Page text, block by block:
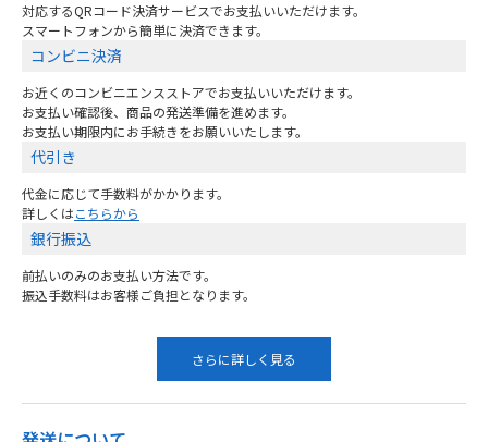
対応するQRコード決済サービスでお支払いいただけます。
スマートフォンから簡単に決済できます。
コンビニ決済
お近くのコンビニエンスストアでお支払いいただけます。
お支払い確認後、商品の発送準備を進めます。
お支払い期限内にお手続きをお願いいたします。
代引き
代金に応じて手数料がかかります。
詳しくはこちらから
銀行振込
前払いのみのお支払い方法です。
振込手数料はお客様ご負担となります。
さらに詳しく見る